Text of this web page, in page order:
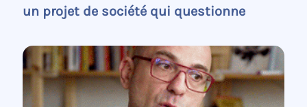
un projet de société qui questionne